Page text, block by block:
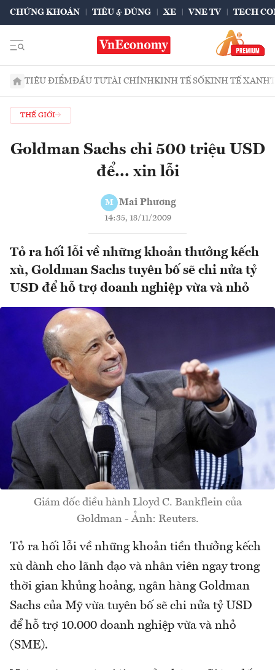
CHỨNG KHOÁN TIÊU & DÙNG XE VNE TV TECH
TIÊU ĐIỂMĐẦU TƯTÀI CHÍNHKINH TẾ SỐKINH TẾ XANH
THẾ GIỚI
Goldman Sachs chi 500 triệu USD
để... xin lỗi
M Mai Phương
14:35, 18/11/2009
Tỏ ra hối lỗi về những khoản thưởng kếch
xù, Goldman Sachs tuyên bố sẽ chi nửa tỷ
USD để hỗ trợ doanh nghiệp vừa và nhỏ
Giám đốc điều hành Lloyd C. Bankflein của
Goldman - Ảnh: Reuters.
Tỏ ra hối lỗi về những khoản tiền thưởng kếch
xù dành cho lãnh đạo và nhân viên ngay trong
thời gian khủng hoảng, ngân hàng Goldman
Sachs của Mỹ vừa tuyên bố sẽ chi nửa tỷ USD
để hỗ trợ 10.000 doanh nghiệp vừa và nhỏ
(SME).